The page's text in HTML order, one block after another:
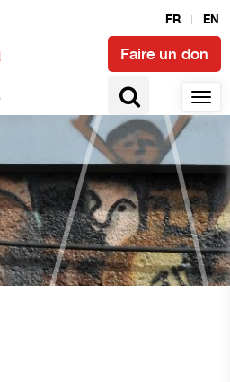
FR EN
Faire un don